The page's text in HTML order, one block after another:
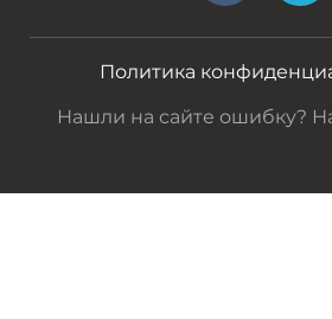
Политика
Нашли на сайте ошибку?